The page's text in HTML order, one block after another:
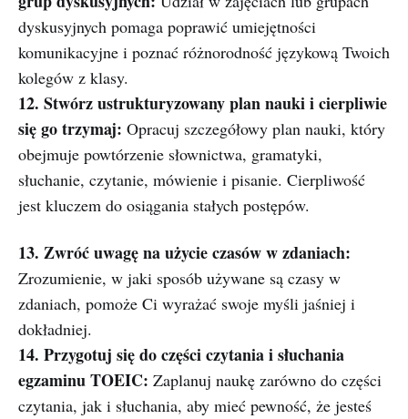
dyskusyjnych pomaga poprawić umiejętności
komunikacyjne i poznać różnorodność językową Twoich
kolegów z klasy.
12. Stwórz ustrukturyzowany plan nauki i cierpliwie
się go trzymaj: Opracuj szczegółowy plan nauki, który
obejmuje powtórzenie słownictwa, gramatyki,
słuchanie, czytanie, mówienie i pisanie. Cierpliwość
jest kluczem do osiągania stałych postępów.
13. Zwróć uwagę na użycie czasów w zdaniach:
Zrozumienie, w jaki sposób używane są czasy w
zdaniach, pomoże Ci wyrażać swoje myśli jaśniej i
dokładniej.
14. Przygotuj się do części czytania i słuchania
egzaminu TOEIC: Zaplanuj naukę zarówno do części
czytania, jak i słuchania, aby mieć pewność, że jesteś